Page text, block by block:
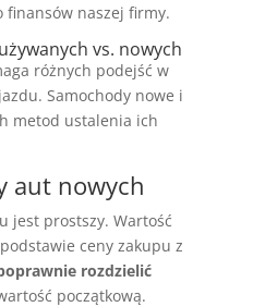
naszej firmy.
vs. nowych
różnych podejść w
Samochody nowe i
metod ustalenia ich
aut nowych
jest prostszy. Wartość
ceny zakupu z
rozdzielić
początkową.